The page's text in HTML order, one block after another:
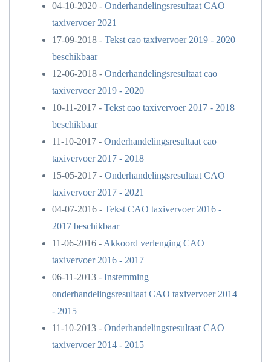
04-10-2020 - Onderhandelingsresultaat CAO
taxivervoer 2021
17-09-2018 - Tekst cao taxivervoer 2019 - 2020
beschikbaar
12-06-2018 - Onderhandelingsresultaat cao
taxivervoer 2019 - 2020
10-11-2017 - Tekst cao taxivervoer 2017 - 2018
beschikbaar
11-10-2017 - Onderhandelingsresultaat cao
taxivervoer 2017 - 2018
15-05-2017 - Onderhandelingsresultaat CAO
taxivervoer 2017 - 2021
04-07-2016 - Tekst CAO taxivervoer 2016 -
2017 beschikbaar
11-06-2016 - Akkoord verlenging CAO
taxivervoer 2016 - 2017
06-11-2013 - Instemming
onderhandelingsresultaat CAO taxivervoer 2014
- 2015
11-10-2013 - Onderhandelingsresultaat CAO
taxivervoer 2014 - 2015